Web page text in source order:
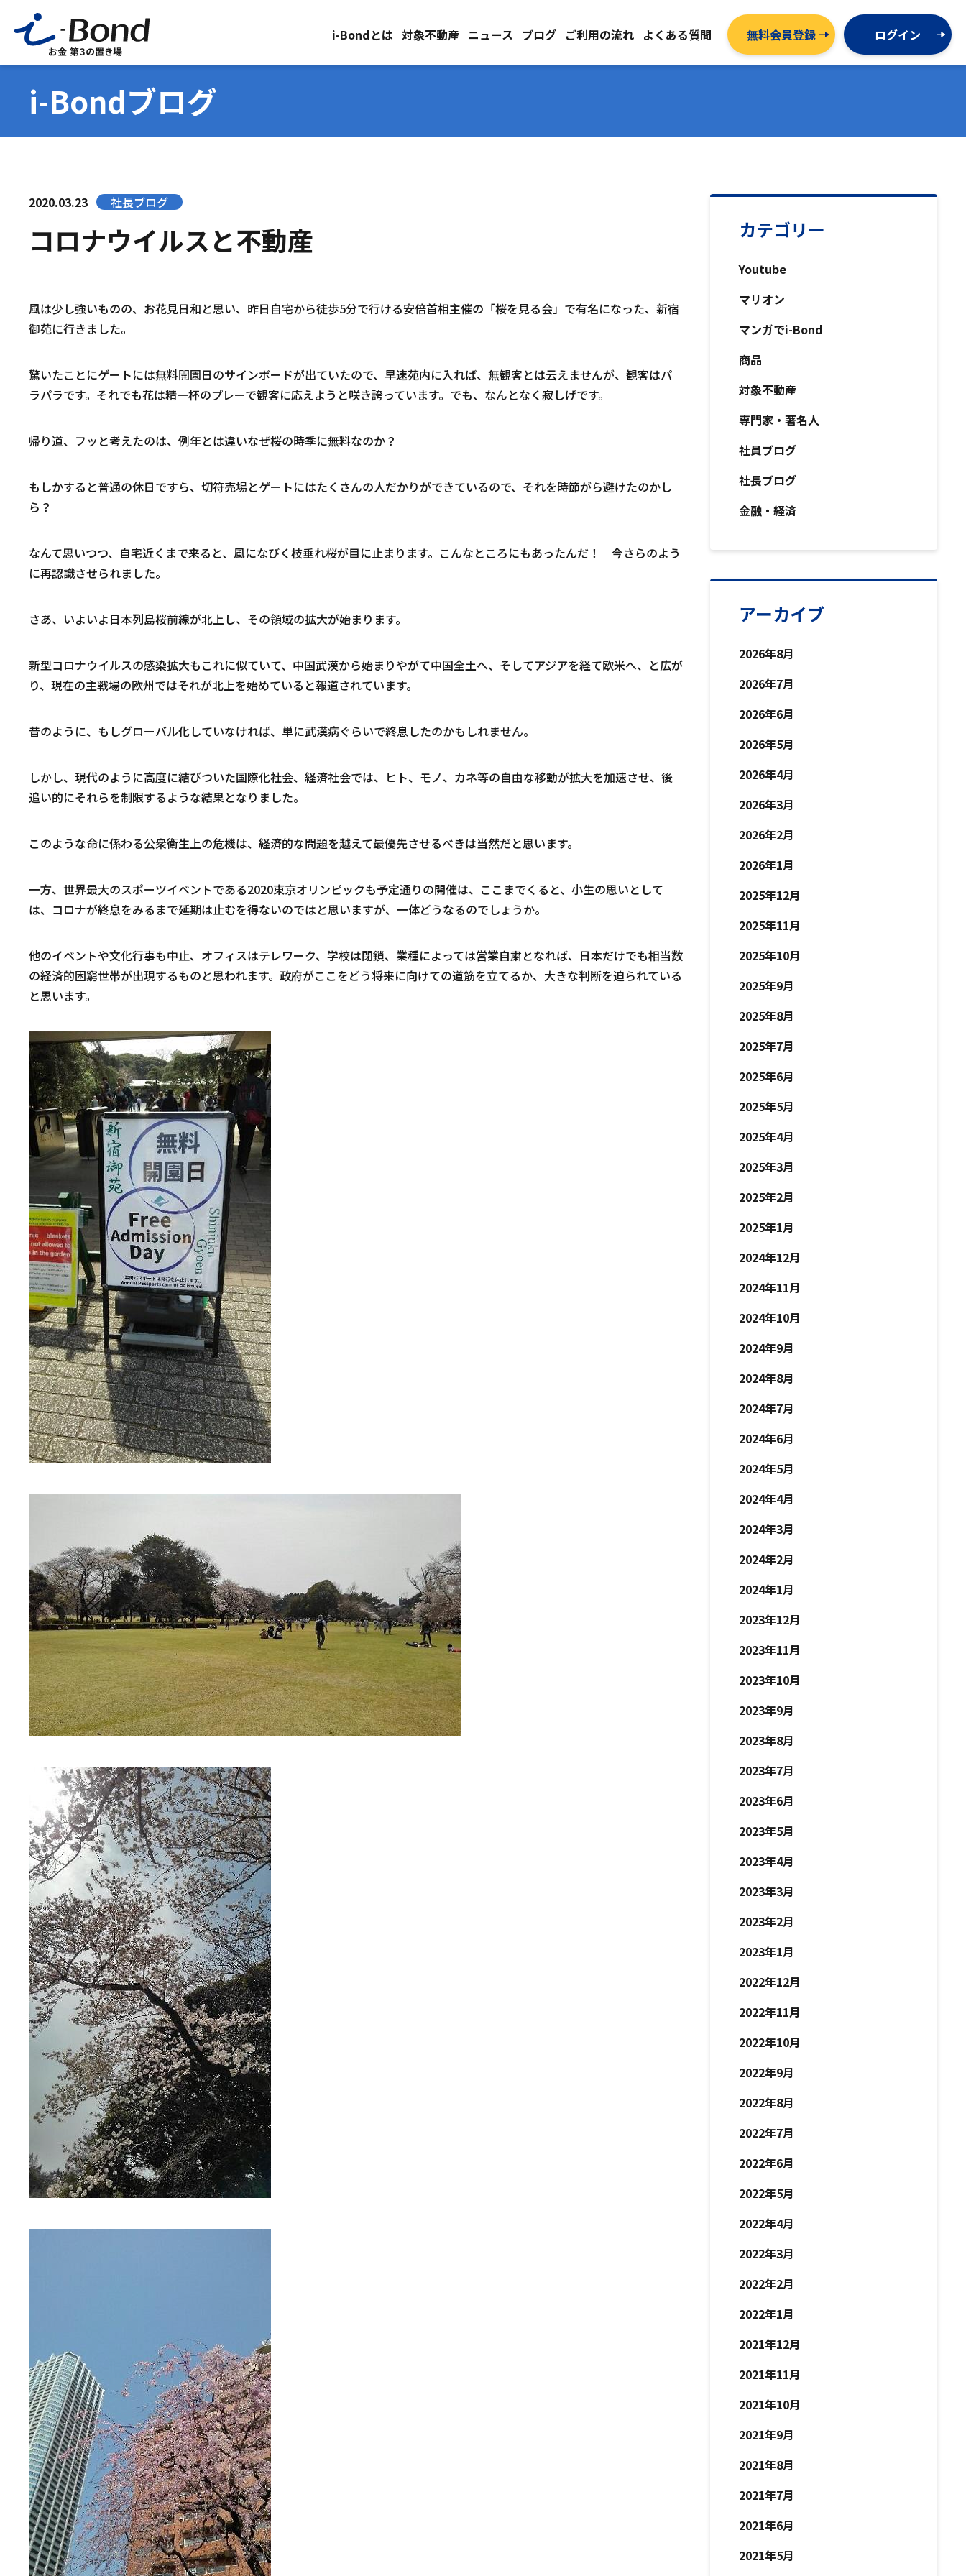
i-Bondとは 対象不動産 ニュース ブログ ご利用の流れ よくある質問 無料会員登録 ログイン
i-Bondブログ
2020.03.23 社長ブログ
コロナウイルスと不動産
風は少し強いものの、お花見日和と思い、昨日自宅から徒歩5分で行ける安倍首相主催の「桜を見る会」で有名になった、新宿
御苑に行きました。
驚いたことにゲートには無料開園日のサインボードが出ていたので、早速苑内に入れば、無観客とは云えませんが、観客はパ
ラパラです。それでも花は精一杯のプレーで観客に応えようと咲き誇っています。でも、なんとなく寂しげです。
帰り道、フッと考えたのは、例年とは違いなぜ桜の時季に無料なのか？
もしかすると普通の休日ですら、切符売場とゲートにはたくさんの人だかりができているので、それを時節がら避けたのかし
ら？
なんて思いつつ、自宅近くまで来ると、風になびく枝垂れ桜が目に止まります。こんなところにもあったんだ！ 今さらのよう
に再認識させられました。
さあ、いよいよ日本列島桜前線が北上し、その領域の拡大が始まります。
新型コロナウイルスの感染拡大もこれに似ていて、中国武漢から始まりやがて中国全土へ、そしてアジアを経て欧米へ、と広が
り、現在の主戦場の欧州ではそれが北上を始めていると報道されています。
昔のように、もしグローバル化していなければ、単に武漢病ぐらいで終息したのかもしれません。
しかし、現代のように高度に結びついた国際化社会、経済社会では、ヒト、モノ、カネ等の自由な移動が拡大を加速させ、後
追い的にそれらを制限するような結果となりました。
このような命に係わる公衆衛生上の危機は、経済的な問題を越えて最優先させるべきは当然だと思います。
一方、世界最大のスポーツイベントである2020東京オリンピックも予定通りの開催は、ここまでくると、小生の思いとして
は、コロナが終息をみるまで延期は止むを得ないのではと思いますが、一体どうなるのでしょうか。
他のイベントや文化行事も中止、オフィスはテレワーク、学校は閉鎖、業種によっては営業自粛となれば、日本だけでも相当数
の経済的困窮世帯が出現するものと思われます。政府がここをどう将来に向けての道筋を立てるか、大きな判断を迫られている
と思います。
カテゴリー
Youtube
マリオン
マンガでi-Bond
商品
対象不動産
専門家・著名人
社員ブログ
社長ブログ
金融・経済
アーカイブ
2026年8月
2026年7月
2026年6月
2026年5月
2026年4月
2026年3月
2026年2月
2026年1月
2025年12月
2025年11月
2025年10月
2025年9月
2025年8月
2025年7月
2025年6月
2025年5月
2025年4月
2025年3月
2025年2月
2025年1月
2024年12月
2024年11月
2024年10月
2024年9月
2024年8月
2024年7月
2024年6月
2024年5月
2024年4月
2024年3月
2024年2月
2024年1月
2023年12月
2023年11月
2023年10月
2023年9月
2023年8月
2023年7月
2023年6月
2023年5月
2023年4月
2023年3月
2023年2月
2023年1月
2022年12月
2022年11月
2022年10月
2022年9月
2022年8月
2022年7月
2022年6月
2022年5月
2022年4月
2022年3月
2022年2月
2022年1月
2021年12月
2021年11月
2021年10月
2021年9月
2021年8月
2021年7月
2021年6月
2021年5月